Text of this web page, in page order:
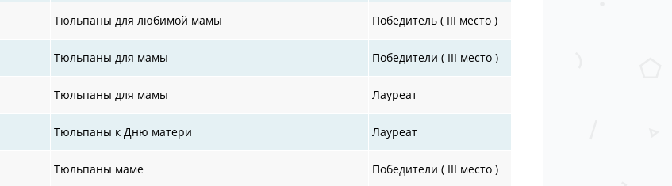
Тюльпаны для любимой мамы
Победитель ( III место )
Тюльпаны для мамы
Победители ( III место )
Тюльпаны для мамы
Лауреат
Тюльпаны к Дню матери
Лауреат
Тюльпаны маме Победители ( III место )